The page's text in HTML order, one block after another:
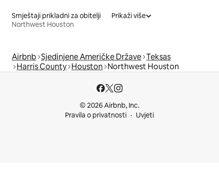
Smještaji prikladni za obitelji
Northwest Houston
Prikaži više
Airbnb Sjedinjene Američke Države Teksas
Harris County Houston Northwest Houston
© 2026 Airbnb, Inc.
Pravila o privatnosti
Uvjeti